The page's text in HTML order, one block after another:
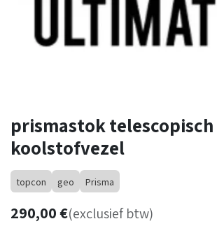
prismastok telescopisch
koolstofvezel
topcon geo Prisma
290,00€(exclusief btw)